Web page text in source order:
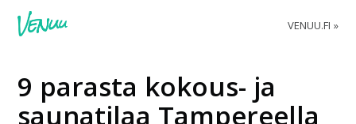
VENUU.FI
9 parasta kokous- ja
saunatilaa Tampereella